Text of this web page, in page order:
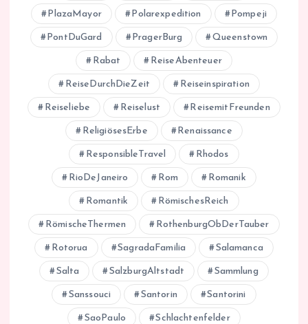
PlazaMayor Polarexpedition Pompeji
PontDuGard PragerBurg Queenstown
Rabat ReiseAbenteuer
ReiseDurchDieZeit Reiseinspiration
Reiseliebe Reiselust ReisemitFreunden
ReligiösesErbe Renaissance
ResponsibleTravel Rhodos
RioDeJaneiro Rom Romanik
Romantik RömischesReich
RömischeThermen RothenburgObDerTauber
Rotorua SagradaFamilia Salamanca
Salta SalzburgAltstadt Sammlung
Sanssouci Santorin Santorini
SaoPaulo Schlachtenfelder